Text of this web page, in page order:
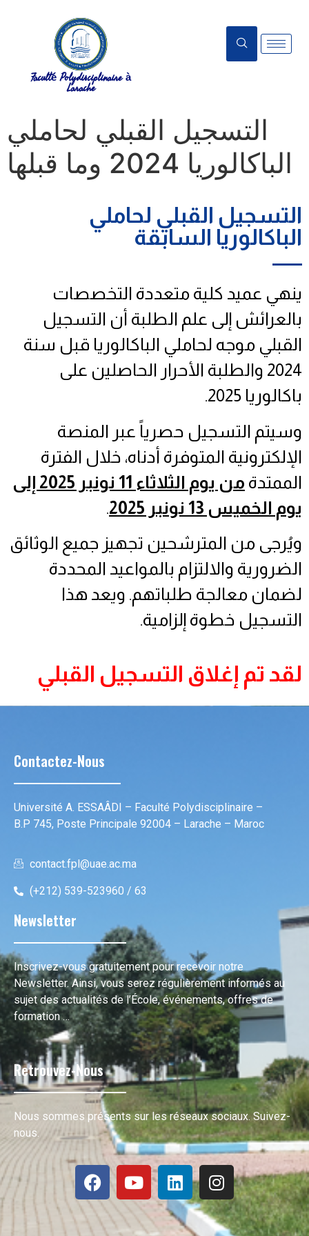
Faculté Polydisciplinaire à
Larache
التسجيل القبلي لحاملي
الباكالوريا 2024 وما قبلها
التسجيل القبلي لحاملي
الباكالوريا السابقة
ينهي عميد كلية متعددة التخصصات
بالعرائش إلى علم الطلبة أن التسجيل
القبلي موجه لحاملي الباكالوريا قبل سنة
2024 والطلبة الأحرار الحاصلين على
باكالوريا 2025.
وسيتم التسجيل حصرياً عبر المنصة
الإلكترونية المتوفرة أدناه، خلال الفترة
الممتدة من يوم الثلاثاء 11 نونبر
2025 إلى
يوم الخميس 13 نونبر 2025
.
ويُرجى من المترشحين تجهيز جميع الوثائق
الضرورية والالتزام بالمواعيد المحددة
لضمان معالجة طلباتهم. ويعد هذا
التسجيل خطوة إلزامية.
لقد تم إغلاق التسجيل القبلي
Contactez-Nous
Université A. ESSAÂDI – Faculté Polydisciplinaire –
B.P 745, Poste Principale 92004 – Larache – Maroc
contact.fpl@uae.ac.ma
(+212) 539-523960 / 63
Newsletter
Inscrivez-vous gratuitement pour recevoir notre
Newsletter. Ainsi, vous serez régulièrement informés au
sujet des actualités de l’École, événements, offres de
formation …
Retrouvez-Nous
Nous sommes présents sur les réseaux sociaux. Suivez-
nous.